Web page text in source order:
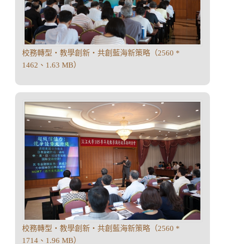
校務轉型‧教學創新‧共創藍海新策略（2560 *
1462、1.63 MB）
校務轉型‧教學創新‧共創藍海新策略（2560 *
1714、1.96 MB）